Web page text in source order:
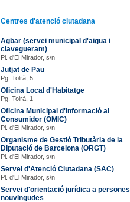
Centres d'atenció ciutadana
Agbar (servei municipal d'aigua i
clavegueram)
Pl. d'El Mirador, s/n
Jutjat de Pau
Pg. Tolrà, 5
Oficina Local d'Habitatge
Pg. Tolrà, 1
Oficina Municipal d'Informació al
Consumidor (OMIC)
Pl. d'El Mirador, s/n
Organisme de Gestió Tributària de la
Diputació de Barcelona (ORGT)
Pl. d'El Mirador, s/n
Servei d'Atenció Ciutadana (SAC)
Pl. d'El Mirador, s/n
Servei d'orientació jurídica a persones
nouvingudes